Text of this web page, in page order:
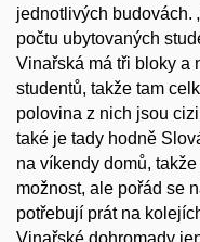
jednotlivých budovách.
počtu ubytovaných
Vinařská má tři bloky a
studentů, takže tam
polovina z nich jsou
také je tady hodně
na víkendy domů,
možnost, ale pořád se
potřebují prát na